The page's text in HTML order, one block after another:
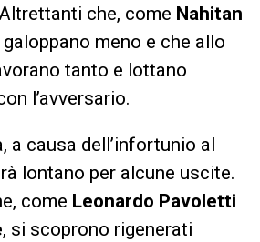
che, come Nahitan
galoppano meno e che allo
tanto e lottano
l’avversario.
a causa dell’infortunio al
lontano per alcune uscite.
come Leonardo Pavoletti
, si scoprono rigenerati